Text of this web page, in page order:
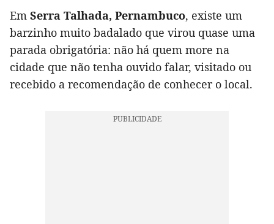
Em Serra Talhada, Pernambuco, existe um
barzinho muito badalado que virou quase uma
parada obrigatória: não há quem more na
cidade que não tenha ouvido falar, visitado ou
recebido a recomendação de conhecer o local.